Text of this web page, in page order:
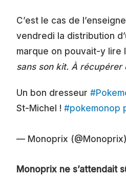
C’est le cas de
vendredi la distribution
marque on pouvait-y lire
sans son kit. À
Un bon dresseur
St-Michel ! #pokemonop
— Monoprix (@Monoprix)
Monoprix ne s’attendait